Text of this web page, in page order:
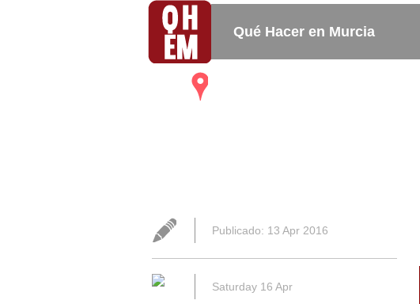
Qué Hacer en Murcia
Publicado: 13 Apr 2016
Saturday 16 Apr